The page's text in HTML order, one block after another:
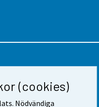
(cookies)
Nödvändiga